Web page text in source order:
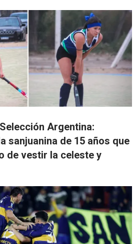
Argentina:
sanjuanina de 15 años que
de vestir la celeste y